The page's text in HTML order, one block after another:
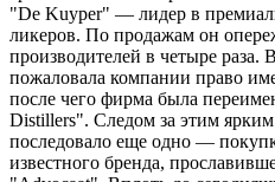
"De Kuyper" — лидер в
ликеров. По продажам он
производителей в четыре раза.
пожаловала компании право
после чего фирма была
Distillers". Следом за этим
последовало еще одно —
известного бренда,